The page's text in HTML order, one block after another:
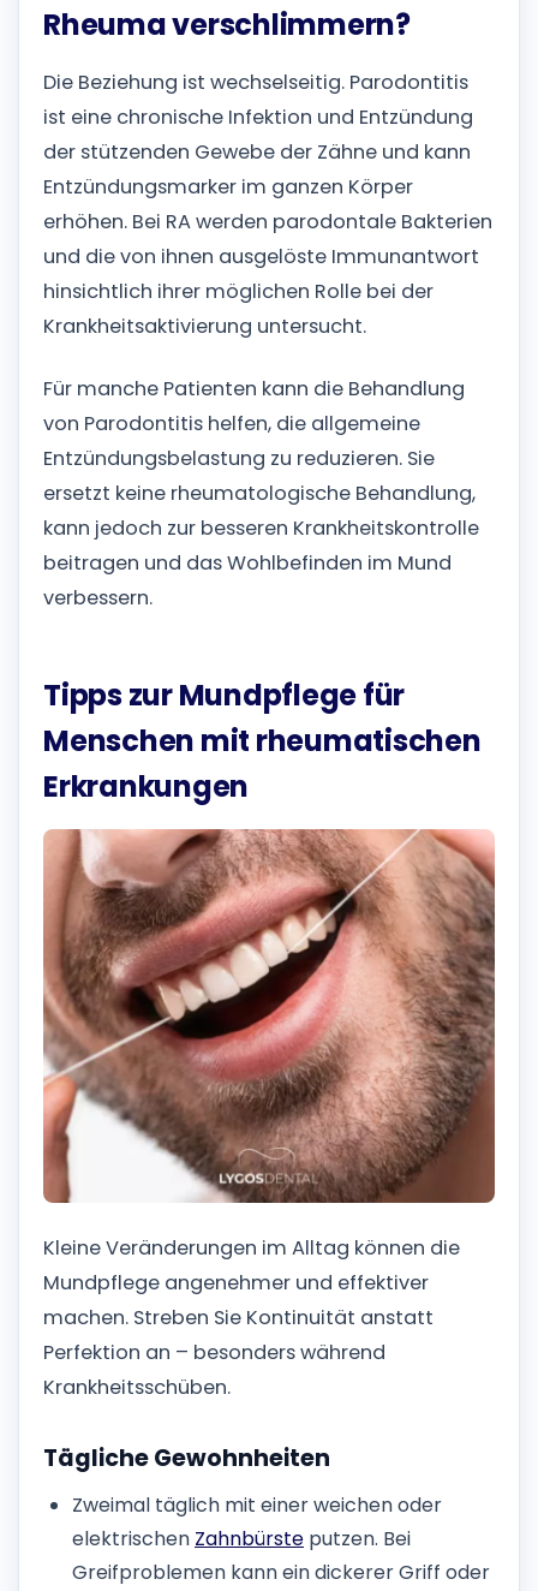
Rheuma verschlimmern?
Die Beziehung ist wechselseitig. Parodontitis
ist eine chronische Infektion und Entzündung
der stützenden Gewebe der Zähne und kann
Entzündungsmarker im ganzen Körper
erhöhen. Bei RA werden parodontale Bakterien
und die von ihnen ausgelöste Immunantwort
hinsichtlich ihrer möglichen Rolle bei der
Krankheitsaktivierung untersucht.
Für manche Patienten kann die Behandlung
von Parodontitis helfen, die allgemeine
Entzündungsbelastung zu reduzieren. Sie
ersetzt keine rheumatologische Behandlung,
kann jedoch zur besseren Krankheitskontrolle
beitragen und das Wohlbefinden im Mund
verbessern.
Tipps zur Mundpflege für
Menschen mit rheumatischen
Erkrankungen
Kleine Veränderungen im Alltag können die
Mundpflege angenehmer und effektiver
machen. Streben Sie Kontinuität anstatt
Perfektion an – besonders während
Krankheitsschüben.
Tägliche Gewohnheiten
Zweimal täglich mit einer weichen oder
elektrischen Zahnbürste putzen. Bei
Greifproblemen kann ein dickerer Griff oder